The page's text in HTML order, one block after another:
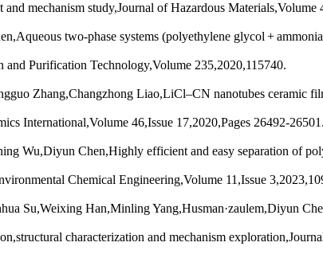
mechanism study,Journal of Hazardous Materials,Volume
two-phase systems (polyethylene glycol +
and Purification Technology,Volume 235,2020,115740.
Zhang,Changzhong Liao,LiCl–CN nanotubes ceramic
International,Volume 46,Issue 17,2020,Pages 26492-26501.
Wu,Diyun Chen,Highly efficient and easy separation of
Chemical Engineering,Volume 11,Issue
Su,Weixing Han,Minling Yang,Husman·zaulem,Diyun
characterization and mechanism